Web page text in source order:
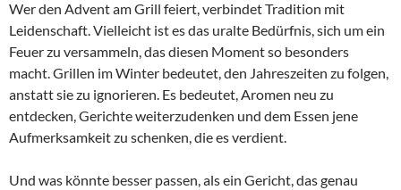
Wer den Advent am Grill feiert, verbindet Tradition mit
Leidenschaft. Vielleicht ist es das uralte Bedürfnis, sich um ein
Feuer zu versammeln, das diesen Moment so besonders
macht. Grillen im Winter bedeutet, den Jahreszeiten zu folgen,
anstatt sie zu ignorieren. Es bedeutet, Aromen neu zu
entdecken, Gerichte weiterzudenken und dem Essen jene
Aufmerksamkeit zu schenken, die es verdient.
Und was könnte besser passen, als ein Gericht, das genau